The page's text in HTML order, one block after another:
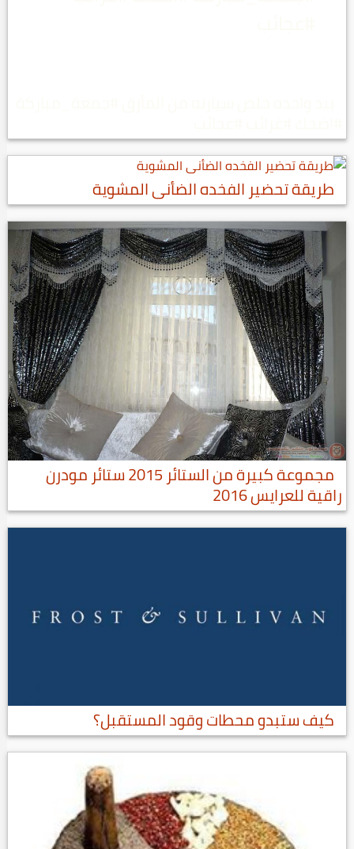
طريقة تحضير الفخده الضأنى المشوية
مجموعة كبيرة من الستائر 2015 ستائر مودرن
راقية للعرايس 2016
كيف ستبدو محطات وقود المستقبل؟